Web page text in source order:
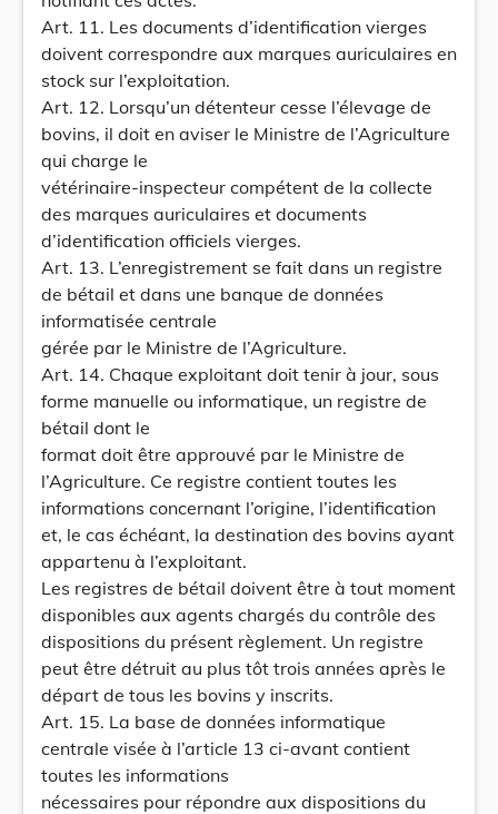
Art. 11. Les documents d’identification vierges
doivent correspondre aux marques auriculaires en
stock sur l’exploitation.
Art. 12. Lorsqu’un détenteur cesse l’élevage de
bovins, il doit en aviser le Ministre de l’Agriculture
qui charge le
vétérinaire-inspecteur compétent de la collecte
des marques auriculaires et documents
d’identification officiels vierges.
Art. 13. L’enregistrement se fait dans un registre
de bétail et dans une banque de données
informatisée centrale
gérée par le Ministre de l’Agriculture.
Art. 14. Chaque exploitant doit tenir à jour, sous
forme manuelle ou informatique, un registre de
bétail dont le
format doit être approuvé par le Ministre de
l’Agriculture. Ce registre contient toutes les
informations concernant l’origine, l’identification
et, le cas échéant, la destination des bovins ayant
appartenu à l’exploitant.
Les registres de bétail doivent être à tout moment
disponibles aux agents chargés du contrôle des
dispositions du présent règlement. Un registre
peut être détruit au plus tôt trois années après le
départ de tous les bovins y inscrits.
Art. 15. La base de données informatique
centrale visée à l’article 13 ci-avant contient
toutes les informations
nécessaires pour répondre aux dispositions du